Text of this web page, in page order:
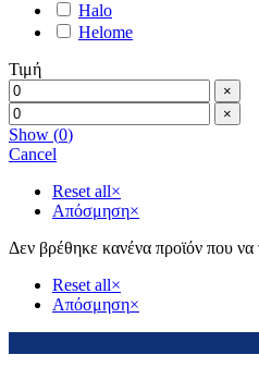
Halo
Helome
Τιμή
×
×
Show (0)
Cancel
Reset all×
Απόσμηση×
Δεν βρέθηκε κανένα προϊόν που να
Reset all×
Απόσμηση×